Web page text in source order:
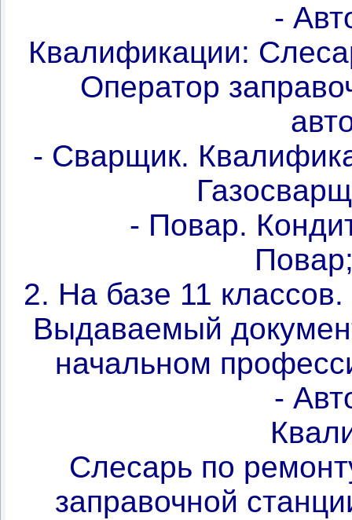
-
Квалификации:
Оператор
- Сварщик.
- Повар.
2. На базе 11
Выдаваемый
начальном
-
Слесарь по
заправочной